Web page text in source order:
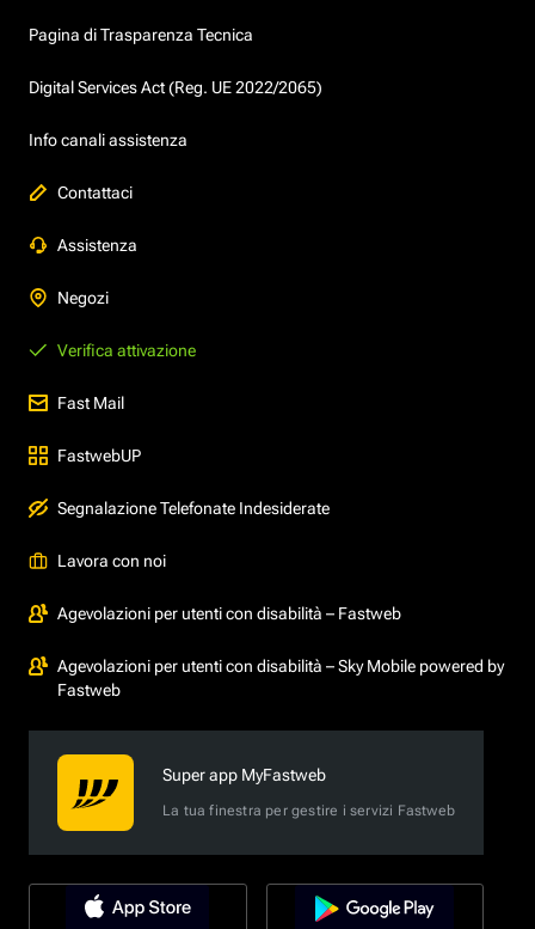
Pagina di Trasparenza Tecnica
Digital Services Act (Reg. UE 2022/2065)
Info canali assistenza
Contattaci
Assistenza
Negozi
Verifica attivazione
Fast Mail
FastwebUP
Segnalazione Telefonate Indesiderate
Lavora con noi
Agevolazioni per utenti con disabilità – Fastweb
Agevolazioni per utenti con disabilità – Sky Mobile powered by
Fastweb
Super app MyFastweb
La tua finestra per gestire i servizi Fastweb